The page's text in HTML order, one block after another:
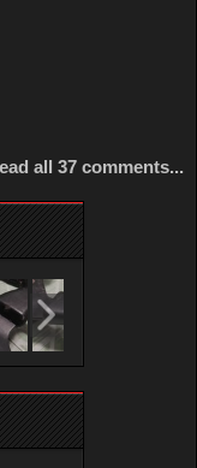
all 37 comments...